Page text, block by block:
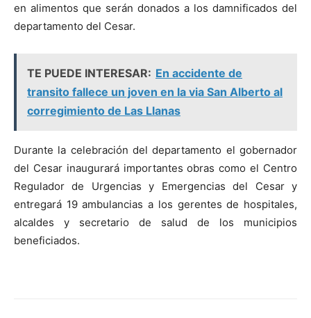
en alimentos que serán donados a los damnificados del
departamento del Cesar.
TE PUEDE INTERESAR: En accidente de
transito fallece un joven en la via San Alberto al
corregimiento de Las Llanas
Durante la celebración del departamento el gobernador
del Cesar inaugurará importantes obras como el Centro
Regulador de Urgencias y Emergencias del Cesar y
entregará 19 ambulancias a los gerentes de hospitales,
alcaldes y secretario de salud de los municipios
beneficiados.